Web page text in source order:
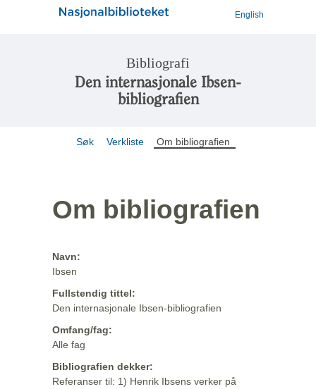
English
Bibliografi
Den internasjonale Ibsen-
bibliografien
Søk Verkliste Om bibliografien
Om bibliografien
Navn:
Ibsen
Fullstendig tittel:
Den internasjonale Ibsen-bibliografien
Omfang/fag:
Alle fag
Bibliografien dekker:
Referanser til: 1) Henrik Ibsens verker på